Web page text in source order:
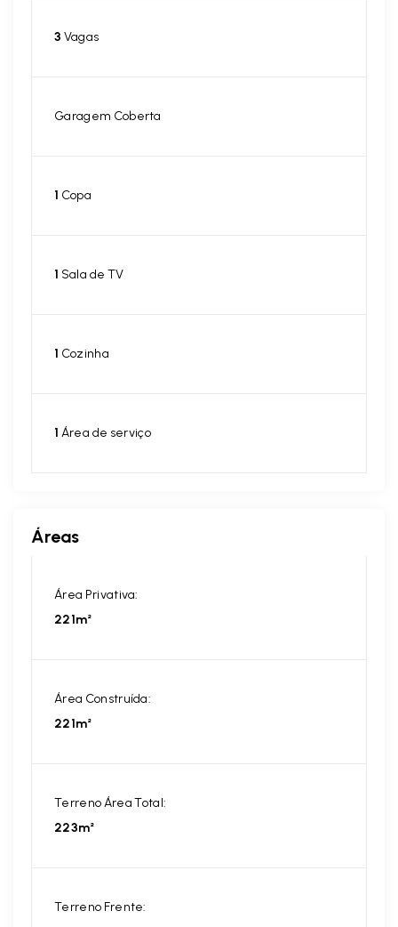
3 Vagas
Garagem Coberta
1 Copa
1 Sala de TV
1 Cozinha
1 Área de serviço
Áreas
Área Privativa:
221m²
Área Construída:
221m²
Terreno Área Total:
223m²
Terreno Frente: